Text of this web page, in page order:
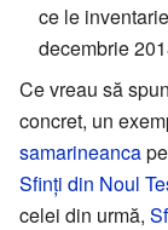
ce le
decembrie
Ce vreau să
concret, un
samarineanca
Sfinți din Noul
celei din urmă,